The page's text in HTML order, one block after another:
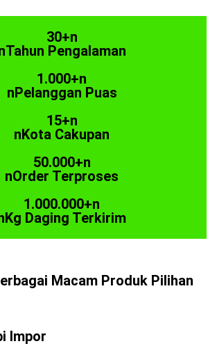
30+n
Pengalaman
1.000+n
nPelanggan Puas
15+n
nKota Cakupan
50.000+n
nOrder Terproses
1.000.000+n
Daging Terkirim
Macam Produk Pilihan
Impor